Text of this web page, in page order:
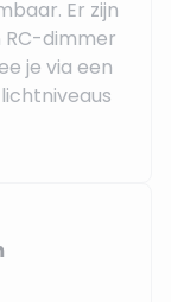
Er zijn
dimmer
je via een